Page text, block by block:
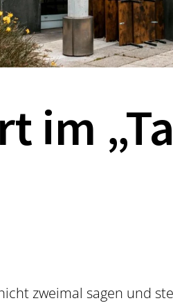
im
zweimal sagen und